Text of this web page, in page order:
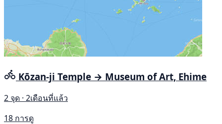
Kōzan-ji Temple → Museum of Art, Ehime
2 จุด · 2เดือนที่แล้ว
18 การดู